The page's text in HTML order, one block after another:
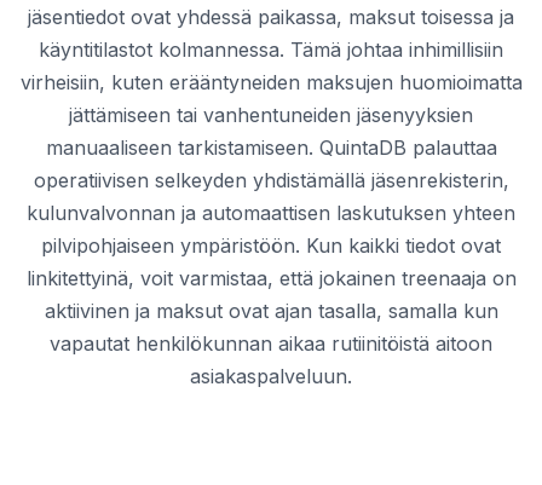
jäsentiedot ovat yhdessä paikassa, maksut toisessa ja
käyntitilastot kolmannessa. Tämä johtaa inhimillisiin
virheisiin, kuten erääntyneiden maksujen huomioimatta
jättämiseen tai vanhentuneiden jäsenyyksien
manuaaliseen tarkistamiseen. QuintaDB palauttaa
operatiivisen selkeyden yhdistämällä jäsenrekisterin,
kulunvalvonnan ja automaattisen laskutuksen yhteen
pilvipohjaiseen ympäristöön. Kun kaikki tiedot ovat
linkitettyinä, voit varmistaa, että jokainen treenaaja on
aktiivinen ja maksut ovat ajan tasalla, samalla kun
vapautat henkilökunnan aikaa rutiinitöistä aitoon
asiakaspalveluun.